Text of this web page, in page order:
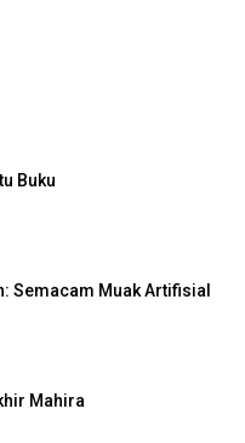
Buku
Semacam Muak Artifisial
Mahira